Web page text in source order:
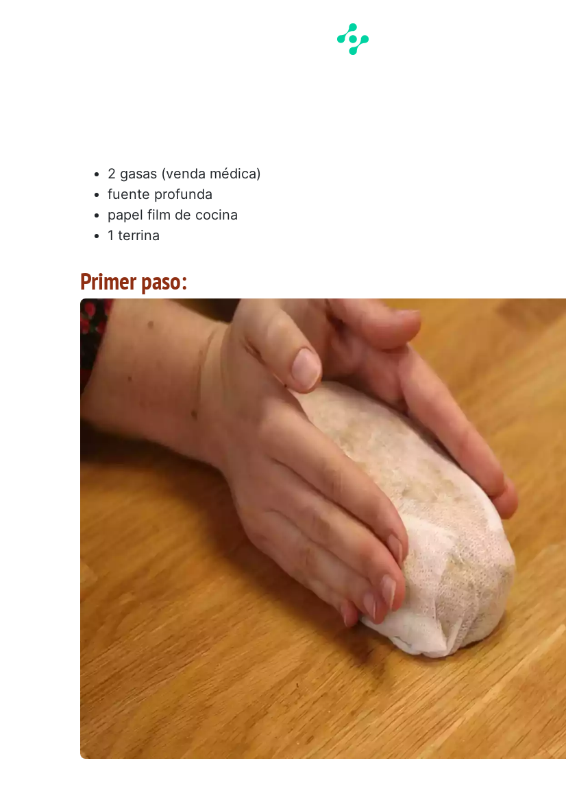
2 gasas (venda médica)
fuente profunda
papel film de cocina
1 terrina
Primer paso: